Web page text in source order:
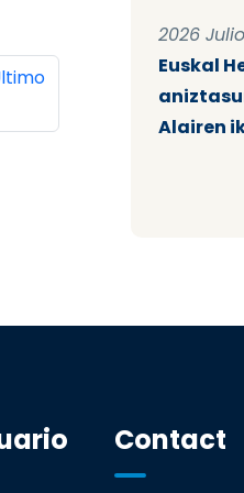
página
2026
Euskal
Alairen
Contact